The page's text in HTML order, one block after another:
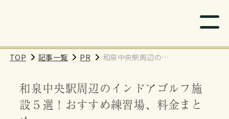
TOP 記事一覧 PR
和泉中央駅周辺のイ
選！おすすめ練習
場、料金まとめ
和泉中央駅周辺のインドアゴルフ施
設５選！おすすめ練習場、料金まと